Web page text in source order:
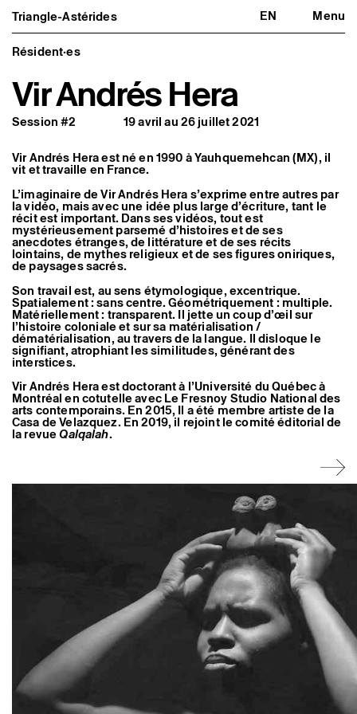
Triangle-Astérides EN Menu
Triangle-Astérides
Centre d’art contemporain
d’intérêt national
et résidence internationale d'artistes
Fermer
Présentation
À propos
Équipe et gouvernance
Formation professionnelle
Adhérer / nous soutenir
Rapports d'activité
Informations pratiques
Programmation
Agenda : en cours et à venir
Expositions
Événements
Programmation éditoriale
Médiation
Publics associés
Les Nouveaux Commanditaires
Artistes résident·es et associé·es
Résident·es
Artistes associé·es
Hors-les-murs
Ancien·nes résident·es et artistes associé·es
Résident·es
Vir Andrés Hera
Session #2 19 avril au 26 juillet 2021
Vir Andrés Hera est né en 1990 à Yauhquemehcan (MX), il
vit et travaille en France.
L’imaginaire de Vir Andrés Hera s’exprime entre autres par
la vidéo, mais avec une idée plus large d’écriture, tant le
récit est important. Dans ses vidéos, tout est
mystérieusement parsemé d’histoires et de ses
anecdotes étranges, de littérature et de ses récits
lointains, de mythes religieux et de ses figures oniriques,
de paysages sacrés.
Son travail est, au sens étymologique, excentrique.
Spatialement : sans centre. Géométriquement : multiple.
Matériellement : transparent. Il jette un coup d’œil sur
l’histoire coloniale et sur sa matérialisation /
dématérialisation, au travers de la langue. Il disloque le
signifiant, atrophiant les similitudes, générant des
interstices.
Vir Andrés Hera est doctorant à l’Université du Québec à
Montréal en cotutelle avec Le Fresnoy Studio National des
arts contemporains. En 2015, Il a été membre artiste de la
Casa de Velazquez. En 2019, il rejoint le comité éditorial de
la revueQalqalah.